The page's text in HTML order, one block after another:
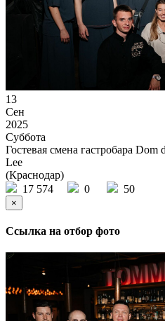
13
Сен
2025
Суббота
Гостевая смена гастробара
Lee
(Краснодар)
17 574
0 50
×
Ссылка на отбор фото